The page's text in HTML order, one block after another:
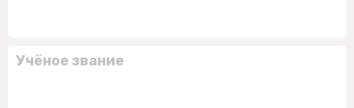
Учёное звание